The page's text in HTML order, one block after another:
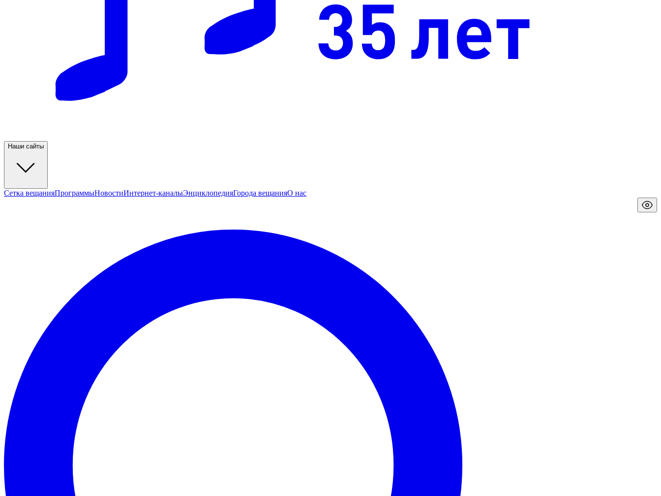
Наши сайты
Сетка вещанияПрограммыНовостиИнтернет-каналыЭнциклопедияГорода вещанияО нас